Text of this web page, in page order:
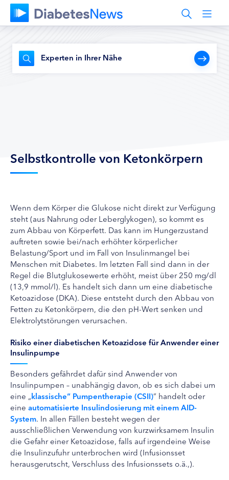
Experten in Ihrer Nähe
Selbstkontrolle von Ketonkörpern
Wenn dem Körper die Glukose nicht direkt zur Verfügung
steht (aus Nahrung oder Leberglykogen), so kommt es
zum Abbau von Körperfett. Das kann im Hungerzustand
auftreten sowie bei/nach erhöhter körperlicher
Belastung/Sport und im Fall von Insulinmangel bei
Menschen mit Diabetes. Im letzten Fall sind dann in der
Regel die Blutglukosewerte erhöht, meist über 250 mg/dl
(13,9 mmol/l). Es handelt sich dann um eine diabetische
Ketoazidose (DKA). Diese entsteht durch den Abbau von
Fetten zu Ketonkörpern, die den pH-Wert senken und
Elektrolytstörungen verursachen.
Risiko einer diabetischen Ketoazidose für Anwender einer
Insulinpumpe
Besonders gefährdet dafür sind Anwender von
Insulinpumpen – unabhängig davon, ob es sich dabei um
eine „klassische“ Pumpentherapie (CSII)” handelt oder
eine automatisierte Insulindosierung mit einem AID-
System. In allen Fällen besteht wegen der
ausschließlichen Verwendung von kurzwirksamem Insulin
die Gefahr einer Ketoazidose, falls auf irgendeine Weise
die Insulinzufuhr unterbrochen wird (Infusionsset
herausgerutscht, Verschluss des Infusionssets o.ä.,).